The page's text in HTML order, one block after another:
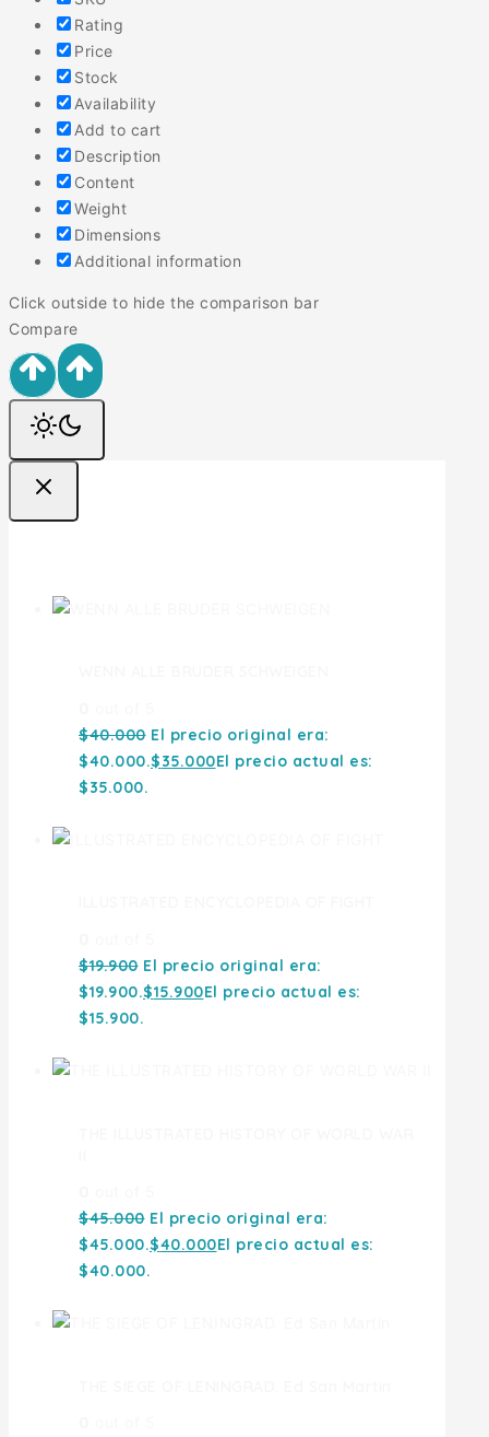
Rating
Price
Stock
Availability
Add to cart
Description
Content
Weight
Dimensions
Additional information
Click outside to hide the comparison bar
Compare
$40.000 El precio original era:
$40.000.$35.000El precio actual es:
$35.000.
$19.900 El precio original era:
$19.900.$15.900El precio actual es:
$15.900.
$45.000 El precio original era:
$45.000.$40.000El precio actual es:
$40.000.